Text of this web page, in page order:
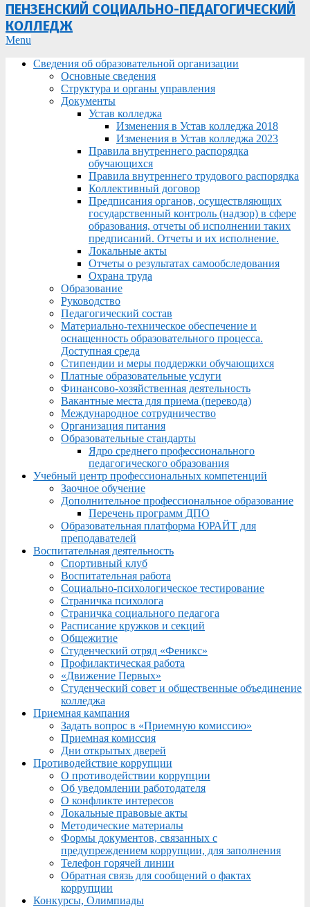
ПЕНЗЕНСКИЙ СОЦИАЛЬНО-ПЕДАГОГИЧЕСКИЙ
КОЛЛЕДЖ
Primary
Menu
Menu
Сведения об образовательной организации
Основные сведения
Структура и органы управления
Документы
Устав колледжа
Изменения в Устав колледжа 2018
Изменения в Устав колледжа 2023
Правила внутреннего распорядка
обучающихся
Правила внутреннего трудового распорядка
Коллективный договор
Предписания органов, осуществляющих
государственный контроль (надзор) в сфере
образования, отчеты об исполнении таких
предписаний. Отчеты и их исполнение.
Локальные акты
Отчеты о результатах самообследования
Охрана труда
Образование
Руководство
Педагогический состав
Материально-техническое обеспечение и
оснащенность образовательного процесса.
Доступная среда
Стипендии и меры поддержки обучающихся
Платные образовательные услуги
Финансово-хозяйственная деятельность
Вакантные места для приема (перевода)
Международное сотрудничество
Организация питания
Образовательные стандарты
Ядро среднего профессионального
педагогического образования
Учебный центр профессиональных компетенций
Заочное обучение
Дополнительное профессиональное образование
Перечень программ ДПО
Образовательная платформа ЮРАЙТ для
преподавателей
Воспитательная деятельность
Спортивный клуб
Воспитательная работа
Социально-психологическое тестирование
Страничка психолога
Страничка социального педагога
Расписание кружков и секций
Общежитие
Студенческий отряд «Феникс»
Профилактическая работа
«Движение Первых»
Студенческий совет и общественные объединение
колледжа
Приемная кампания
Задать вопрос в «Приемную комиссию»
Приемная комиссия
Дни открытых дверей
Противодействие коррупции
О противодействии коррупции
Об уведомлении работодателя
О конфликте интересов
Локальные правовые акты
Методические материалы
Формы документов, связанных с
предупреждением коррупции, для заполнения
Телефон горячей линии
Обратная связь для сообщений о фактах
коррупции
Конкурсы, Олимпиады